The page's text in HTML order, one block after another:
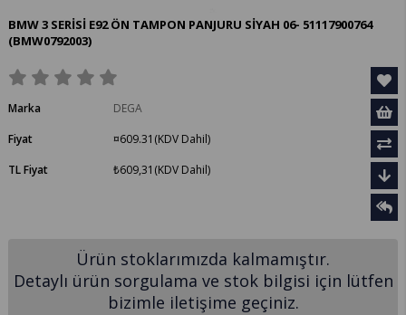
BMW 3 SERİSİ E92 ÖN TAMPON PANJURU SİYAH 06- 51117900764
(BMW0792003)
Marka
DEGA
Fiyat
¤609.31 (KDV Dahil)
TL Fiyat
₺609,31 (KDV Dahil)
Ürün stoklarımızda kalmamıştır.
Detaylı ürün sorgulama ve stok bilgisi için lütfen
bizimle iletişime geçiniz.